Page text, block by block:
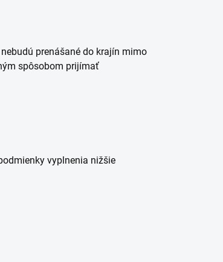
prenášané do krajín mimo
spôsobom prijímať
vyplnenia nižšie